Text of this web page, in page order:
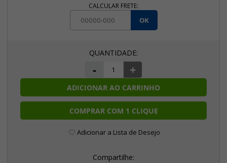
CALCULAR FRETE:
OK
- +
ADICIONAR AO CARRINHO
COMPRAR COM 1 CLIQUE
Adicionar a Lista de Desejo
Compartilhe: